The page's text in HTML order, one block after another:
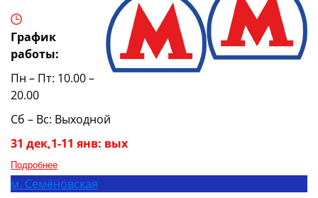
График
работы:
Пн – Пт: 10.00 –
20.00
Сб – Вс: Выходной
31 дек,1-11 янв: вых
Подробнее
м. Семёновская